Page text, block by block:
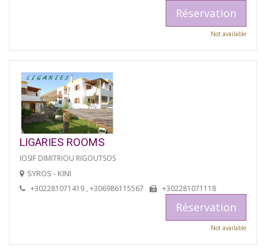
Réservation
Not available
LIGARIES ROOMS
IOSIF DIMITRIOU RIGOUTSOS
SYROS - KINI
+302281071419 , +306986115567 +302281071118
Réservation
Not available